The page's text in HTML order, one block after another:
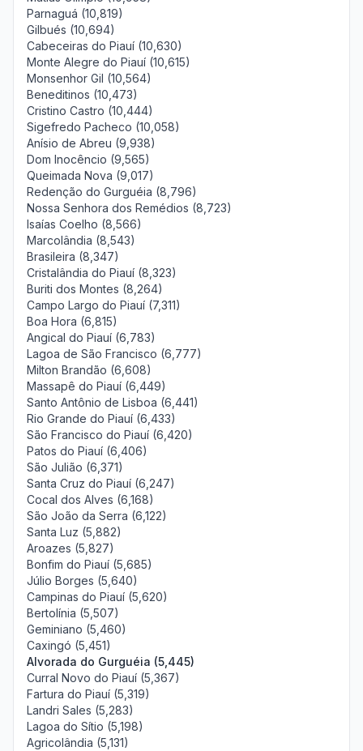
Parnaguá (10,819)
Gilbués (10,694)
Cabeceiras do Piauí (10,630)
Monte Alegre do Piauí (10,615)
Monsenhor Gil (10,564)
Beneditinos (10,473)
Cristino Castro (10,444)
Sigefredo Pacheco (10,058)
Anísio de Abreu (9,938)
Dom Inocêncio (9,565)
Queimada Nova (9,017)
Redenção do Gurguéia (8,796)
Nossa Senhora dos Remédios (8,723)
Isaías Coelho (8,566)
Marcolândia (8,543)
Brasileira (8,347)
Cristalândia do Piauí (8,323)
Buriti dos Montes (8,264)
Campo Largo do Piauí (7,311)
Boa Hora (6,815)
Angical do Piauí (6,783)
Lagoa de São Francisco (6,777)
Milton Brandão (6,608)
Massapê do Piauí (6,449)
Santo Antônio de Lisboa (6,441)
Rio Grande do Piauí (6,433)
São Francisco do Piauí (6,420)
Patos do Piauí (6,406)
São Julião (6,371)
Santa Cruz do Piauí (6,247)
Cocal dos Alves (6,168)
São João da Serra (6,122)
Santa Luz (5,882)
Aroazes (5,827)
Bonfim do Piauí (5,685)
Júlio Borges (5,640)
Campinas do Piauí (5,620)
Bertolínia (5,507)
Geminiano (5,460)
Caxingó (5,451)
Alvorada do Gurguéia (5,445)
Curral Novo do Piauí (5,367)
Fartura do Piauí (5,319)
Landri Sales (5,283)
Lagoa do Sítio (5,198)
Agricolândia (5,131)